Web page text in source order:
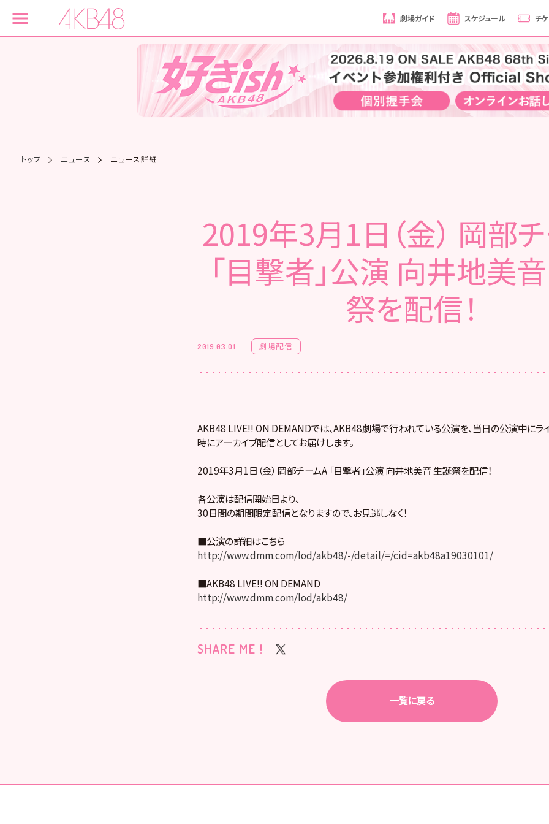
劇場ガイド スケジュール チ
トップ ニュース ニュース詳細
2019年3月1日（金） 岡部
「目撃者」公演 向井地美
祭を配信！
2019.03.01 劇場配信
AKB48 LIVE!! ON DEMANDでは、AKB48劇場で行われている公演を、当日の公演中にラ
時にアーカイブ配信としてお届けします。
2019年3月1日（金） 岡部チームA 「目撃者」公演 向井地美音 生誕祭を配信！
各公演は配信開始日より、
30日間の期間限定配信となりますので、お見逃しなく！
■公演の詳細はこちら
http://www.dmm.com/lod/akb48/-/detail/=/cid=akb48a19030101/
■AKB48 LIVE!! ON DEMAND
http://www.dmm.com/lod/akb48/
SHARE ME !
一覧に戻る